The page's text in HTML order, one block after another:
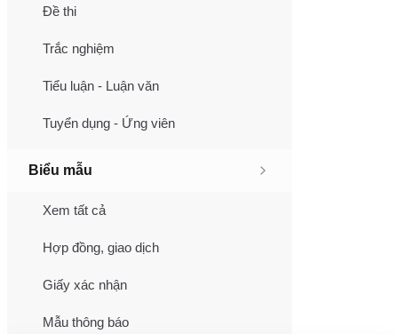
Đề thi
Trắc nghiệm
Tiểu luận - Luận văn
Tuyển dụng - Ứng viên
Biểu mẫu
Xem tất cả
Hợp đồng, giao dịch
Giấy xác nhận
Mẫu thông báo